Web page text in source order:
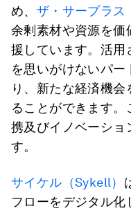
め、 ザ・サープラス
余剰素材や資源を価
援しています。活用
を思いがけないパー
り、新たな経済機
ることができます
携及びイノベーショ
す。
サイケル（Sykell）
フローをデジタル化